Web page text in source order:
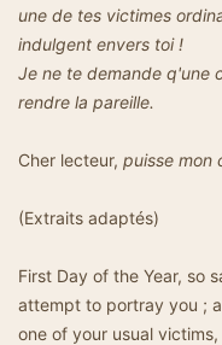
une de tes victimes
indulgent envers toi !
Je ne te demande q'une
rendre la pareille.
Cher lecteur, puisse mon
(Extraits adaptés)
First Day of the Year, so
attempt to portray you ;
one of your usual